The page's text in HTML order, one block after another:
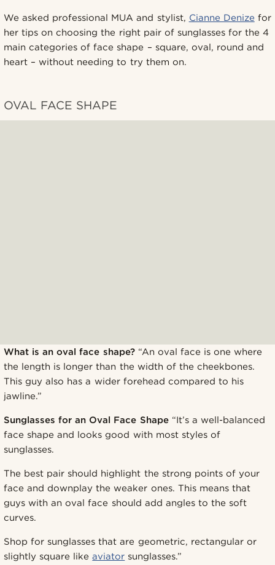
We asked professional MUA and stylist, Cianne Denize for
her tips on choosing the right pair of sunglasses for the 4
main categories of face shape – square, oval, round and
heart – without needing to try them on.
OVAL FACE SHAPE
What is an oval face shape?“An oval face is one where
the length is longer than the width of the cheekbones.
This guy also has a wider forehead compared to his
jawline.”
Sunglasses for an Oval Face Shape“It’s a well-balanced
face shape and looks good with most styles of
sunglasses.
The best pair should highlight the strong points of your
face and downplay the weaker ones. This means that
guys with an oval face should add angles to the soft
curves.
Shop for sunglasses that are geometric, rectangular or
slightly square likeaviator sunglasses.”